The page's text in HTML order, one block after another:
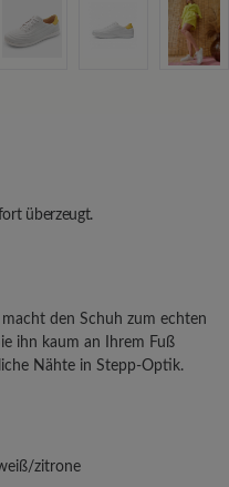
überzeugt.
den Schuh zum echten
ihn kaum an Ihrem Fuß
Nähte in Stepp-Optik.
zitrone